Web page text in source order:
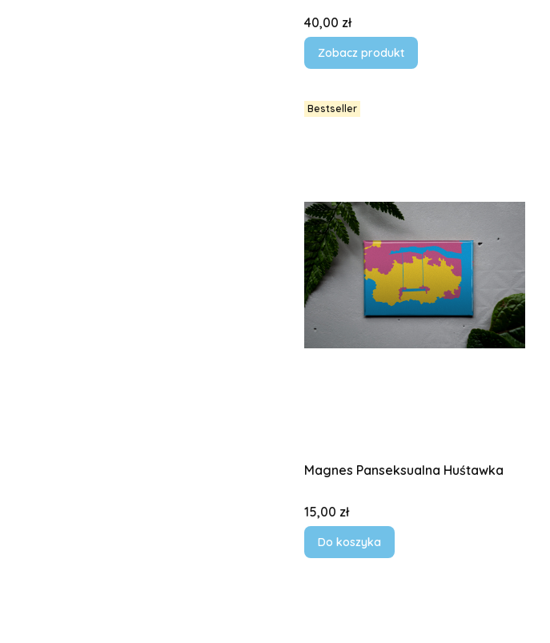
Cena
40,00 zł
Zobacz produkt
Bestseller
Magnes Panseksualna Huśtawka
Cena
15,00 zł
Do koszyka